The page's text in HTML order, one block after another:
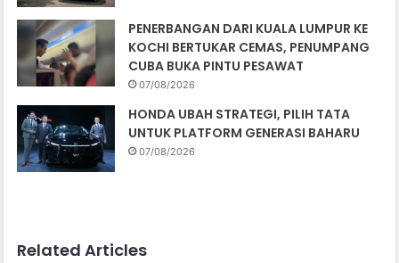
PENERBANGAN DARI KUALA LUMPUR KE
KOCHI BERTUKAR CEMAS, PENUMPANG
CUBA BUKA PINTU PESAWAT
07/08/2026
HONDA UBAH STRATEGI, PILIH TATA
UNTUK PLATFORM GENERASI BAHARU
07/08/2026
Related Articles